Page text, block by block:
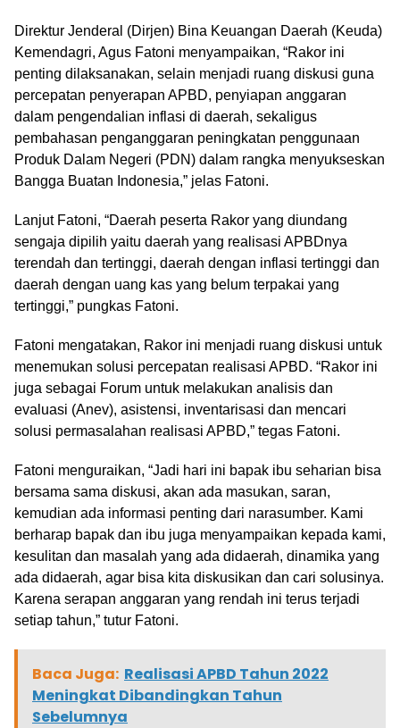
Direktur Jenderal (Dirjen) Bina Keuangan Daerah (Keuda)
Kemendagri, Agus Fatoni menyampaikan, “Rakor ini
penting dilaksanakan, selain menjadi ruang diskusi guna
percepatan penyerapan APBD, penyiapan anggaran
dalam pengendalian inflasi di daerah, sekaligus
pembahasan penganggaran peningkatan penggunaan
Produk Dalam Negeri (PDN) dalam rangka menyukseskan
Bangga Buatan Indonesia,” jelas Fatoni.
Lanjut Fatoni, “Daerah peserta Rakor yang diundang
sengaja dipilih yaitu daerah yang realisasi APBDnya
terendah dan tertinggi, daerah dengan inflasi tertinggi dan
daerah dengan uang kas yang belum terpakai yang
tertinggi,” pungkas Fatoni.
Fatoni mengatakan, Rakor ini menjadi ruang diskusi untuk
menemukan solusi percepatan realisasi APBD. “Rakor ini
juga sebagai Forum untuk melakukan analisis dan
evaluasi (Anev), asistensi, inventarisasi dan mencari
solusi permasalahan realisasi APBD,” tegas Fatoni.
Fatoni menguraikan, “Jadi hari ini bapak ibu seharian bisa
bersama sama diskusi, akan ada masukan, saran,
kemudian ada informasi penting dari narasumber. Kami
berharap bapak dan ibu juga menyampaikan kepada kami,
kesulitan dan masalah yang ada didaerah, dinamika yang
ada didaerah, agar bisa kita diskusikan dan cari solusinya.
Karena serapan anggaran yang rendah ini terus terjadi
setiap tahun,” tutur Fatoni.
Baca Juga: Realisasi APBD Tahun 2022
Meningkat Dibandingkan Tahun
Sebelumnya